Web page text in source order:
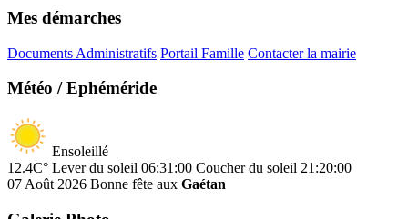
Mes démarches
Documents Administratifs Portail Famille Contacter la mairie
Météo / Ephéméride
Ensoleillé
12.4C° Lever du soleil 06:31:00 Coucher du soleil 21:20:00
07 Août 2026 Bonne fête aux Gaétan